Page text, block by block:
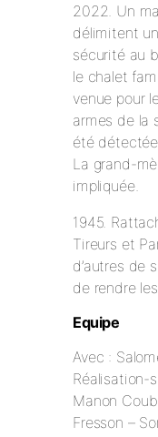
2022. Un
délimitent
sécurité au
le chalet
venue pour
armes de la
été
La grand-
impliquée.
1945.
Tireurs et
d’autres de
de rendre
Equipe
Avec :
Réalisation-
Manon
Fresson –